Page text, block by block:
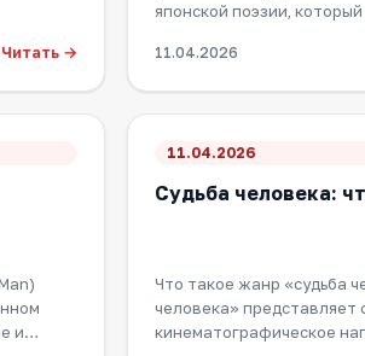
Читать →
японской поэзии,
11.04.2026
и
11.04.2026
Судьба человека:
Что такое жанр «судьба
человека» представляет
кинематографическое